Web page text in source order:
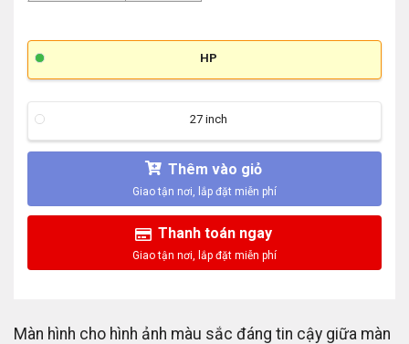
HP
27 inch
Thêm vào giỏ
Thanh toán ngay
Màn hình cho hình ảnh màu sắc đáng tin cậy giữa màn